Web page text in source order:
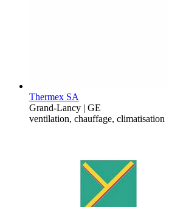
Thermex SA
Grand-Lancy | GE
ventilation, chauffage, climatisation